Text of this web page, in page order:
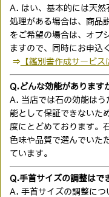
A. はい、基本的には天然
処理がある場合は、商品
をご希望の場合は、オプ
ますので、同時にお申込
⇒ 【鑑別書作成サービス
Q.どんな効能があります
A. 当店では石の効能はう
能として保証できないた
度にとどめております。
色味や品質で選んでいた
ています。
Q.手首サイズの調整はで
A. 手首サイズの調整につ